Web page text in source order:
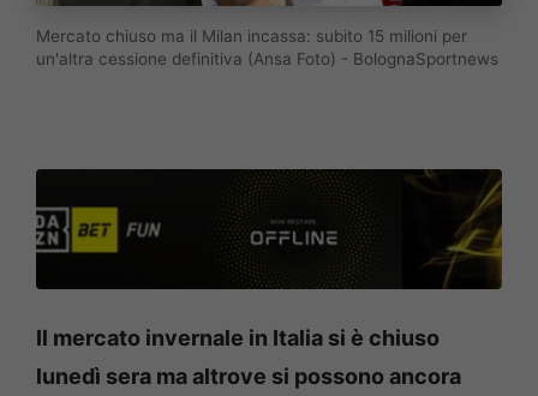
Mercato chiuso ma il Milan incassa: subito 15 milioni per
un'altra cessione definitiva (Ansa Foto) - BolognaSportnews
Il mercato invernale in Italia si è chiuso
lunedì sera ma altrove si possono ancora